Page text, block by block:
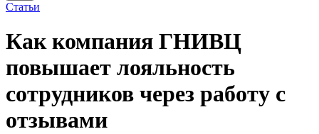
Статьи
Как компания ГНИВЦ
повышает лояльность
сотрудников через работу с
отзывами